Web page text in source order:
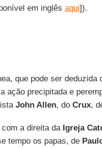
em inglês aqui]).
que pode ser
ação precipitada e
John Allen, do Crux,
a direita da Igreja
tempo os papas, de